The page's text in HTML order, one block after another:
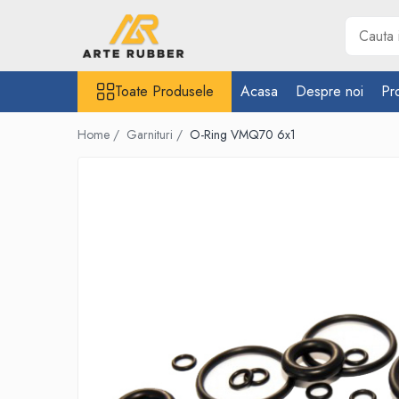
Toate Produsele
Garnituri din cauciuc cu metal
Toate Produsele Acasa Despre noi
Home / Garnituri / O-Ring VMQ70 6x1